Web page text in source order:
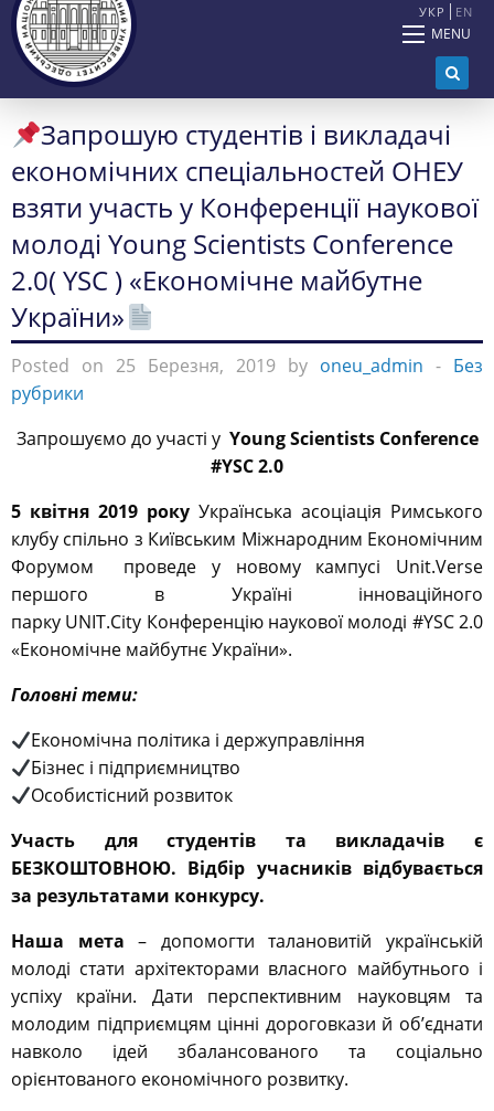
УКР EN
MENU
Запрошую студентів і викладачі
економічних спеціальностей ОНЕУ
взяти участь у Конференції наукової
молоді Young Scientists Conference
2.0( YSC ) «Економічне майбутне
України»
Posted on 25 Березня, 2019 by oneu_admin - Без
рубрики
Запрошуємо до участі у Young Scientists Conference
#YSC 2.0
5 квітня 2019 року Українська асоціація Римського
клубу спільно з Київським Міжнародним Економічним
Форумом проведе у новому кампусі Unit.Verse
першого в Україні інноваційного
парку UNIT.City Конференцію наукової молоді #YSC 2.0
«Економічне майбутнє України».
Головні теми:
Економічна політика і держуправління
Бізнес і підприємництво
Особистісний розвиток
Участь для студентів та викладачів є
БЕЗКОШТОВНОЮ. Відбір учасників відбувається
за результатами конкурсу.
Наша мета – допомогти талановитій українській
молоді стати архітекторами власного майбутнього і
успіху країни. Дати перспективним науковцям та
молодим підприємцям цінні дороговкази й об’єднати
навколо ідей збалансованого та соціально
орієнтованого економічного розвитку.